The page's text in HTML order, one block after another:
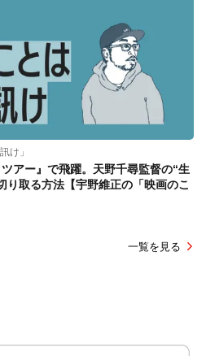
け」
アー』で飛躍。天野千尋監督の“生
り取る方法【宇野維正の「映画のこ
一覧を見る